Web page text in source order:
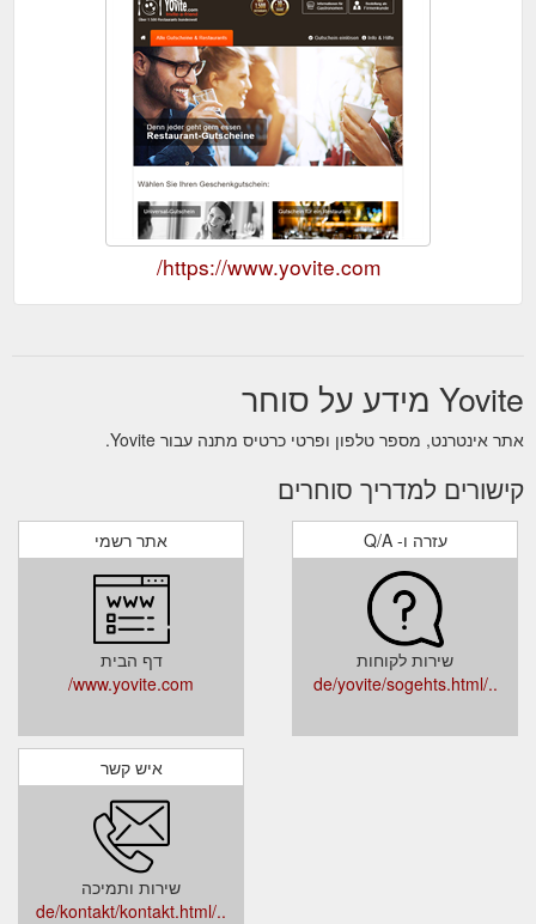
https://www.yovite.com/
Yovite מידע על סוחר
אתר אינטרנט, מספר טלפון ופרטי כרטיס מתנה עבור Yovite.
קישורים למדריך סוחרים
אתר רשמי
דף הבית
www.yovite.com/
עזרה ו- Q/A
שירות לקוחות
../de/yovite/sogehts.html
איש קשר
שירות ותמיכה
../de/kontakt/kontakt.html